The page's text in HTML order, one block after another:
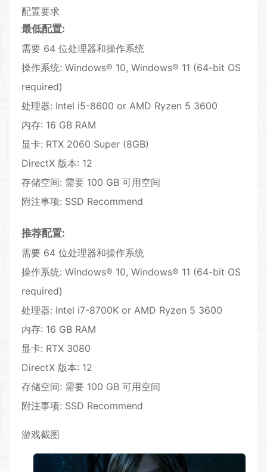
配置要求
最低配置:
需要 64 位处理器和操作系统
操作系统: Windows® 10, Windows® 11 (64-bit OS
required)
处理器: Intel i5-8600 or AMD Ryzen 5 3600
内存: 16 GB RAM
显卡: RTX 2060 Super (8GB)
DirectX 版本: 12
存储空间: 需要 100 GB 可用空间
附注事项: SSD Recommend
推荐配置:
需要 64 位处理器和操作系统
操作系统: Windows® 10, Windows® 11 (64-bit OS
required)
处理器: Intel i7-8700K or AMD Ryzen 5 3600
内存: 16 GB RAM
显卡: RTX 3080
DirectX 版本: 12
存储空间: 需要 100 GB 可用空间
附注事项: SSD Recommend
游戏截图